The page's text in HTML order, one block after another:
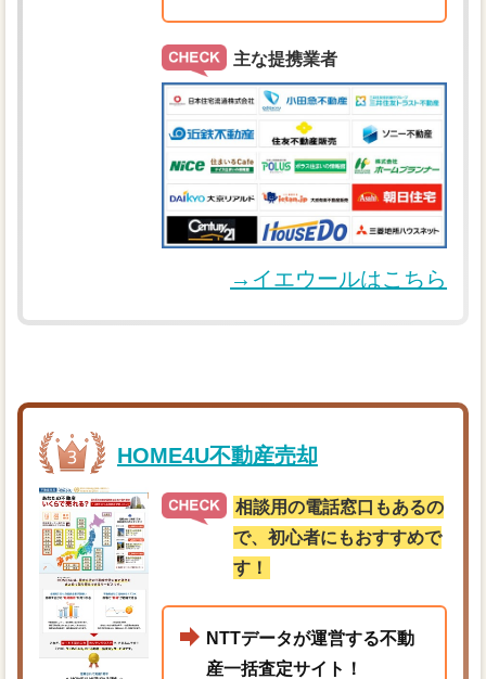
主な提携業者
→イエウールはこちら
HOME4U不動産売却
相談用の電話窓口もあるの
で、初心者にもおすすめで
す！
NTTデータが運営する不動
産一括査定サイト！